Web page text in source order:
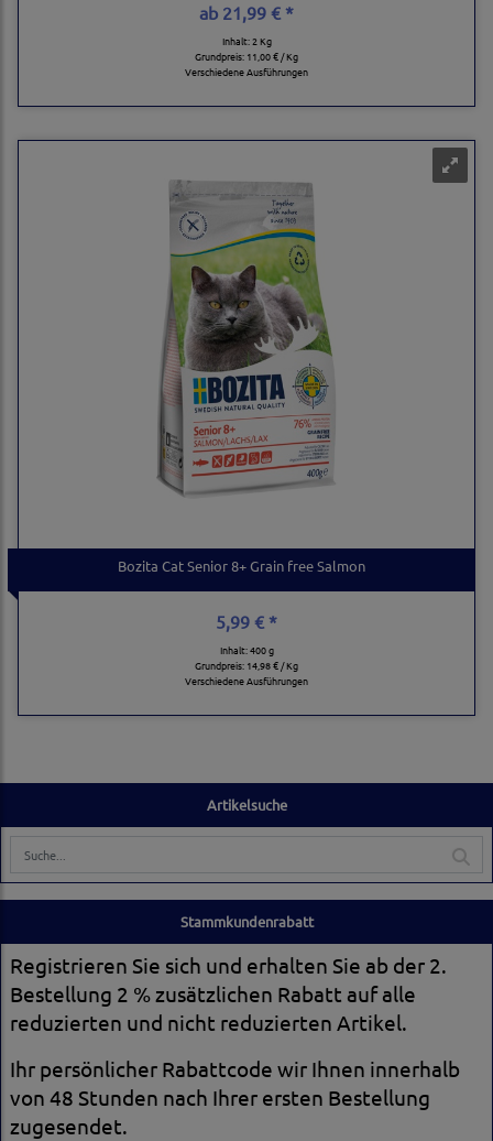
Artikelsuche
ab 21,99 € *
Inhalt: 2 Kg
Grundpreis: 11,00 € / Kg
Verschiedene Ausführungen
Bozita Cat Senior 8+ Grain free Salmon
5,99 € *
Inhalt: 400 g
Grundpreis: 14,98 € / Kg
Verschiedene Ausführungen
Stammkundenrabatt
Registrieren Sie sich und erhalten Sie ab der 2.
Bestellung 2 % zusätzlichen Rabatt auf alle
reduzierten und nicht reduzierten Artikel.
Ihr persönlicher Rabattcode wir Ihnen innerhalb
von 48 Stunden nach Ihrer ersten Bestellung
zugesendet.